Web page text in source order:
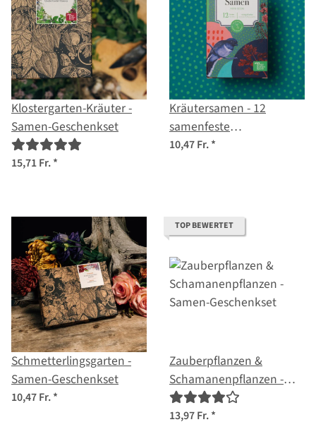
Klostergarten-Kräuter -
Samen-Geschenkset
15,71 Fr.*
Kräutersamen - 12
samenfeste
Küchenkräutersorten -
10,47 Fr.*
Schmetterlingsgarten -
Samen-Geschenkset
10,47 Fr.*
TOP BEWERTET
Zauberpflanzen &
Schamanenpflanzen -
Samen-Geschenkset
13,97 Fr.*